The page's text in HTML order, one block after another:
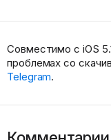
Совместимо с iOS
проблемах со
Telegram.